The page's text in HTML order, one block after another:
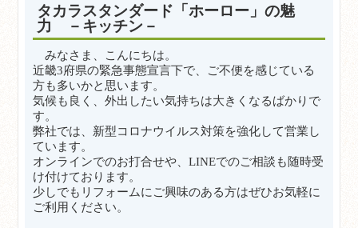
タカラスタンダード「ホーロー」の魅
力 －キッチン－
みなさま、こんにちは。
近畿3府県の緊急事態宣言下で、ご不便を感じている
方も多いかと思います。
気候も良く、外出したい気持ちは大きくなるばかりで
す。
弊社では、新型コロナウイルス対策を強化して営業し
ています。
オンラインでのお打合せや、LINEでのご相談も随時受
け付けております。
少しでもリフォームにご興味のある方はぜひお気軽に
ご利用ください。